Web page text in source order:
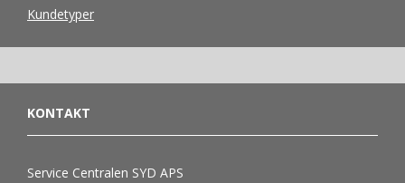
Kundetyper
KONTAKT
Service Centralen SYD APS